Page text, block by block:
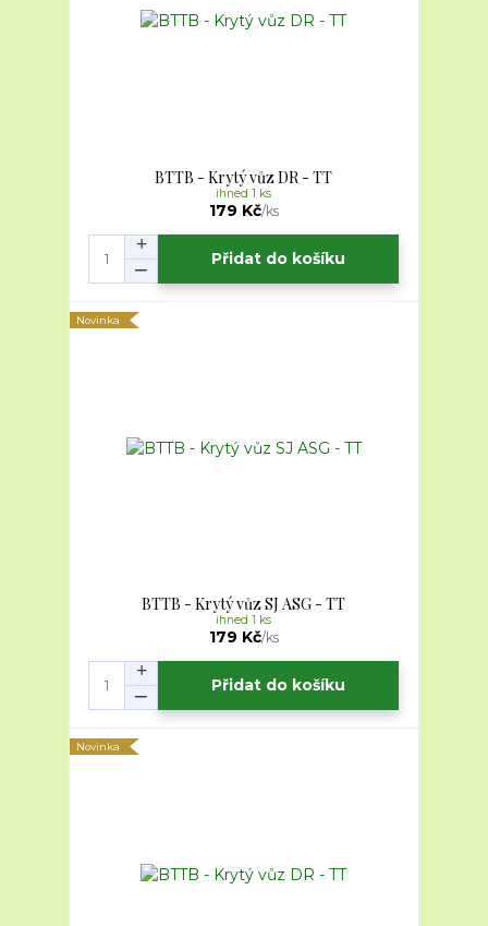
BTTB - Krytý vůz DR - TT
179 Kč/ks
ihned 1 ks
Přidat do košíku
Novinka
BTTB - Krytý vůz SJ ASG - TT
179 Kč/ks
ihned 1 ks
Přidat do košíku
Novinka